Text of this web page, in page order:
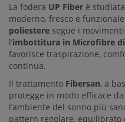
La fodera UP Fiber è
moderno, fresco e
poliestere segue i
l’imbottitura in Microfibre
favorisce traspirazione,
continua.
Il trattamento Fibersan, a
protegge in modo efficace
l’ambiente del sonno più
pattern regolare, equilibrato